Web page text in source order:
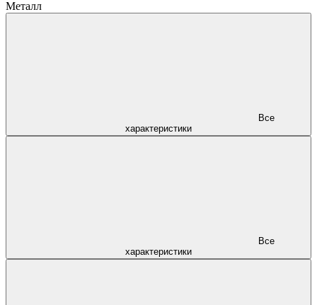
Металл
характеристики
характеристики